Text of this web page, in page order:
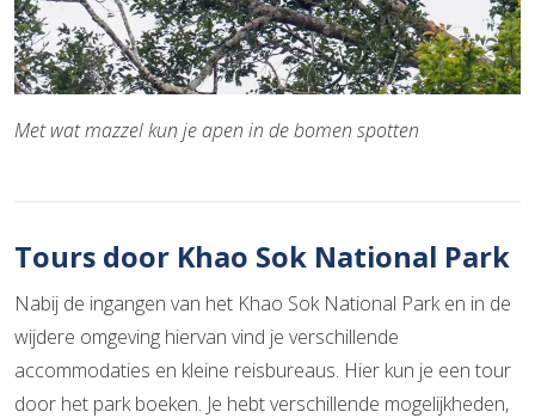
Met wat mazzel kun je apen in de bomen spotten
Tours door Khao Sok National Park
Nabij de ingangen van het Khao Sok National Park en in de
wijdere omgeving hiervan vind je verschillende
accommodaties en kleine reisbureaus. Hier kun je een tour
door het park boeken. Je hebt verschillende mogelijkheden,